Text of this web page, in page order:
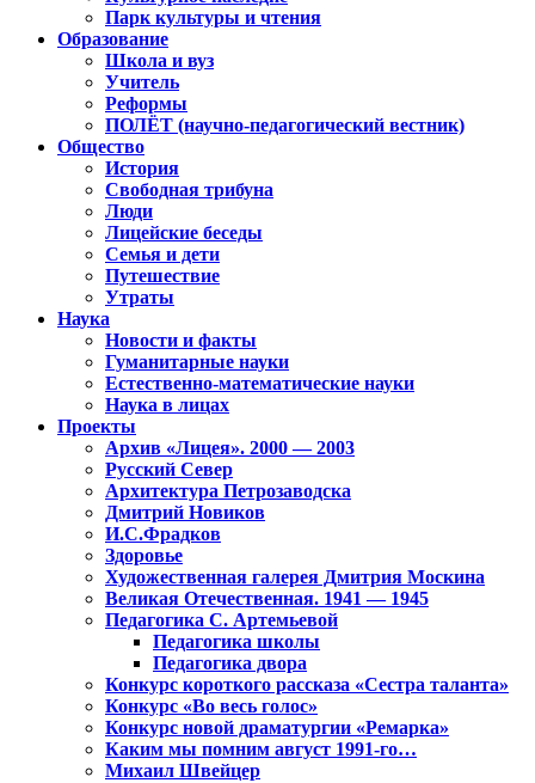
Парк культуры и чтения
Образование
Школа и вуз
Учитель
Реформы
ПОЛЁТ (научно-педагогический вестник)
Общество
История
Свободная трибуна
Люди
Лицейские беседы
Семья и дети
Путешествие
Утраты
Наука
Новости и факты
Гуманитарные науки
Естественно-математические науки
Наука в лицах
Проекты
Архив «Лицея». 2000 — 2003
Русский Север
Архитектура Петрозаводска
Дмитрий Новиков
И.С.Фрадков
Здоровье
Художественная галерея Дмитрия Москина
Великая Отечественная. 1941 — 1945
Педагогика С. Артемьевой
Педагогика школы
Педагогика двора
Конкурс короткого рассказа «Сестра таланта»
Конкурс «Во весь голос»
Конкурс новой драматургии «Ремарка»
Каким мы помним август 1991-го…
Михаил Швейцер